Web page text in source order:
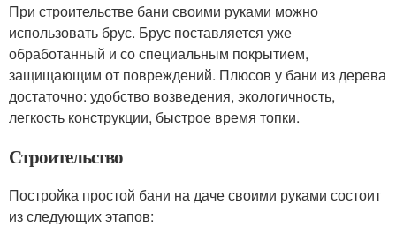
При строительстве бани своими руками можно
использовать брус. Брус поставляется уже
обработанный и со специальным покрытием,
защищающим от повреждений. Плюсов у бани из дерева
достаточно: удобство возведения, экологичность,
легкость конструкции, быстрое время топки.
Строительство
Постройка простой бани на даче своими руками состоит
из следующих этапов: